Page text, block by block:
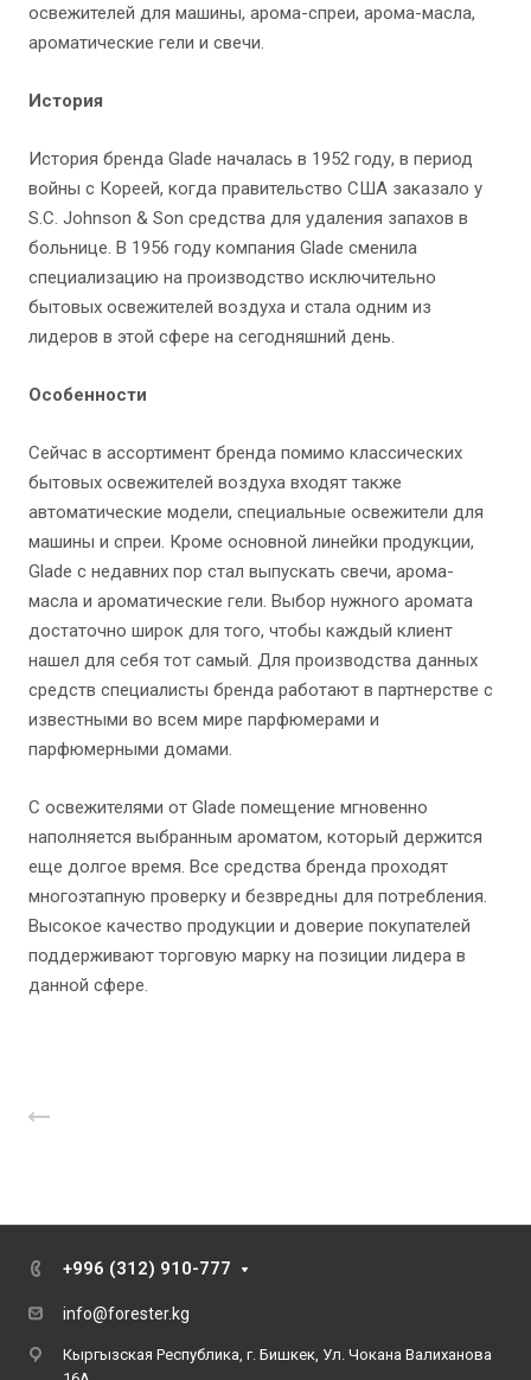
освежителей для машины, арома-спреи, арома-масла,
ароматические гели и свечи.
История
История бренда Glade началась в 1952 году, в период
войны с Кореей, когда правительство США заказало у
S.C. Johnson & Son средства для удаления запахов в
больнице. В 1956 году компания Glade сменила
специализацию на производство исключительно
бытовых освежителей воздуха и стала одним из
лидеров в этой сфере на сегодняшний день.
Особенности
Сейчас в ассортимент бренда помимо классических
бытовых освежителей воздуха входят также
автоматические модели, специальные освежители для
машины и спреи. Кроме основной линейки продукции,
Glade с недавних пор стал выпускать свечи, арома-
масла и ароматические гели. Выбор нужного аромата
достаточно широк для того, чтобы каждый клиент
нашел для себя тот самый. Для производства данных
средств специалисты бренда работают в партнерстве с
известными во всем мире парфюмерами и
парфюмерными домами.
С освежителями от Glade помещение мгновенно
наполняется выбранным ароматом, который держится
еще долгое время. Все средства бренда проходят
многоэтапную проверку и безвредны для потребления.
Высокое качество продукции и доверие покупателей
поддерживают торговую марку на позиции лидера в
данной сфере.
+996 (312) 910-777
info@forester.kg
Кыргызская Республика, г. Бишкек, Ул. Чокана Валиханова